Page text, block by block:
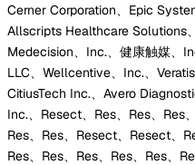
Cerner Corporation、Epic
Allscripts Healthcare Solutions
Medecision、Inc.、健康触媒、
LLC、Wellcentive、Inc.、
CitiusTech Inc.、Avero
Inc.、Resect、Res、Res、Res
Res、Res、Resect、Resect、
Res、Res、Res、Res、Res、